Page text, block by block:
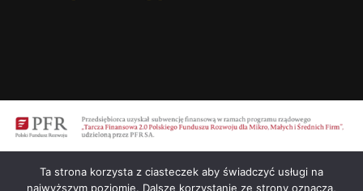
Ta strona korzysta z ciasteczek aby świadczyć usługi na
najwyższym poziomie. Dalsze korzystanie ze strony oznacza,